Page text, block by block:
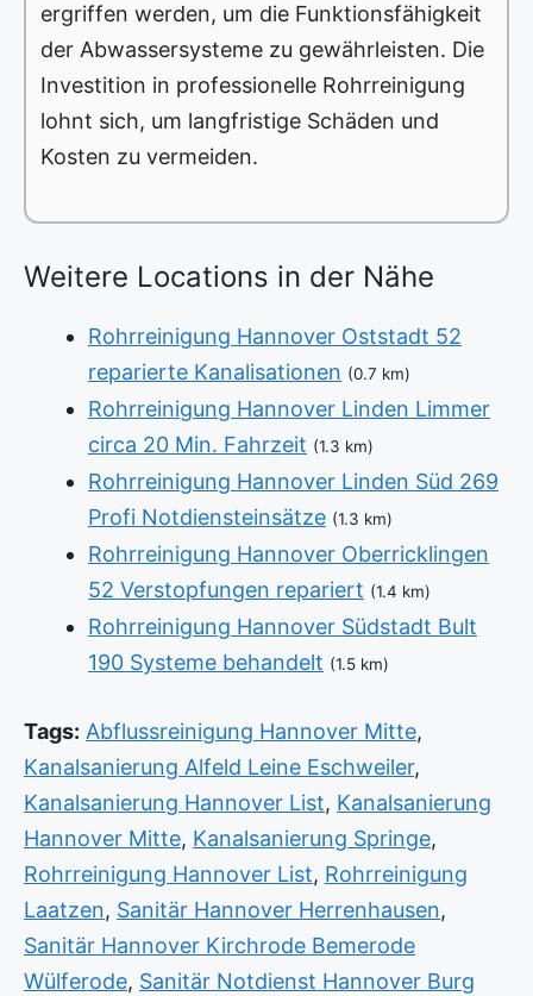
ergriffen werden, um die Funktionsfähigkeit
der Abwassersysteme zu gewährleisten. Die
Investition in professionelle Rohrreinigung
lohnt sich, um langfristige Schäden und
Kosten zu vermeiden.
Weitere Locations in der Nähe
Rohrreinigung Hannover Oststadt 52
reparierte Kanalisationen (0.7 km)
Rohrreinigung Hannover Linden Limmer
circa 20 Min. Fahrzeit (1.3 km)
Rohrreinigung Hannover Linden Süd 269
Profi Notdiensteinsätze (1.3 km)
Rohrreinigung Hannover Oberricklingen
52 Verstopfungen repariert (1.4 km)
Rohrreinigung Hannover Südstadt Bult
190 Systeme behandelt (1.5 km)
Tags: Abflussreinigung Hannover Mitte,
Kanalsanierung Alfeld Leine Eschweiler,
Kanalsanierung Hannover List, Kanalsanierung
Hannover Mitte, Kanalsanierung Springe,
Rohrreinigung Hannover List, Rohrreinigung
Laatzen, Sanitär Hannover Herrenhausen,
Sanitär Hannover Kirchrode Bemerode
Wülferode, Sanitär Notdienst Hannover Burg